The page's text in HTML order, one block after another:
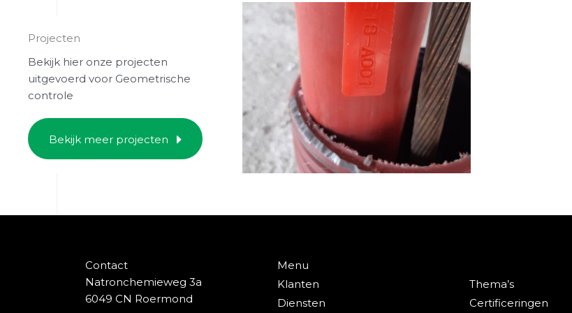
Projecten
Bekijk hier onze projecten
uitgevoerd voor Geometrische
controle
Bekijk meer projecten
Revisiemeting
energiecentrale
Bekijk dit project
Contact
Natronchemieweg 3a
6049 CN Roermond
Menu
Klanten
Diensten
Thema’s
Certificeringen